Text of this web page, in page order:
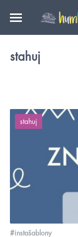
stahuj
stahuj
#instašablony